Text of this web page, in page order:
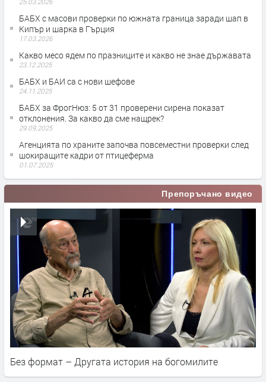
БАБХ с масови проверки по южната граница заради шап в
Кипър и шарка в Гърция
17.03.2026
Какво месо ядем по празниците и какво не знае държавата
23.12.2025
БАБХ и БАИ са с нови шефове
24.11.2025
БАБХ за ФрогНюз: 5 от 31 проверени сирена показат
отклонения. За какво да сме нащрек?
29.09.2025
Агенцията по храните започва повсеместни проверки след
шокиращите кадри от птицеферма
01.07.2025
Препоръчано видео
Без формат – Другата история на богомилите